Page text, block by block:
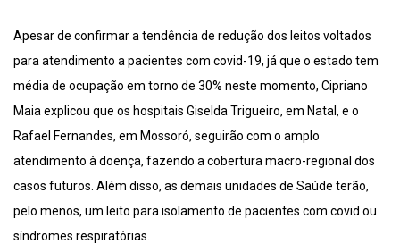
Apesar de confirmar a tendência de redução dos leitos voltados
para atendimento a pacientes com covid-19, já que o estado tem
média de ocupação em torno de 30% neste momento, Cipriano
Maia explicou que os hospitais Giselda Trigueiro, em Natal, e o
Rafael Fernandes, em Mossoró, seguirão com o amplo
atendimento à doença, fazendo a cobertura macro-regional dos
casos futuros. Além disso, as demais unidades de Saúde terão,
pelo menos, um leito para isolamento de pacientes com covid ou
síndromes respiratórias.